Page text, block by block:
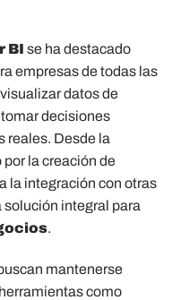
BI se ha destacado
empresas de todas las
datos de
decisiones
reales. Desde la
la creación de
la integración con otras
solución integral para
.
mantenerse
como